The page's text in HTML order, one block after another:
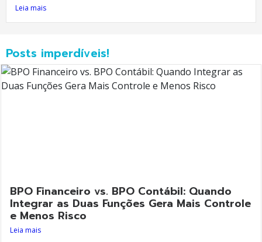
Leia mais
Posts imperdíveis!
BPO Financeiro vs. BPO Contábil: Quando
Integrar as Duas Funções Gera Mais Controle
e Menos Risco
Leia mais